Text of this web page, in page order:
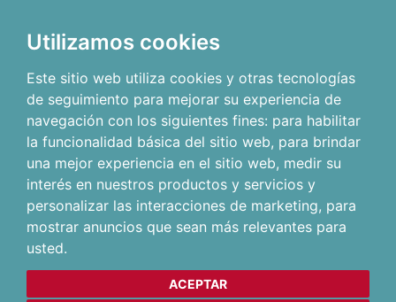
Utilizamos cookies
Este sitio web utiliza cookies y otras tecnologías
de seguimiento para mejorar su experiencia de
navegación con los siguientes fines: para habilitar
la funcionalidad básica del sitio web, para brindar
una mejor experiencia en el sitio web, medir su
interés en nuestros productos y servicios y
personalizar las interacciones de marketing, para
mostrar anuncios que sean más relevantes para
usted.
ACEPTAR